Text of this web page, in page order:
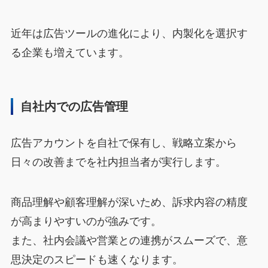
近年は広告ツールの進化により、内製化を選択す
る企業も増えています。
自社内での広告管理
広告アカウントを自社で保有し、戦略立案から
日々の改善までを社内担当者が実行します。
商品理解や顧客理解が深いため、訴求内容の精度
が高まりやすいのが強みです。
また、社内会議や営業との連携がスムーズで、意
思決定のスピードも速くなります。